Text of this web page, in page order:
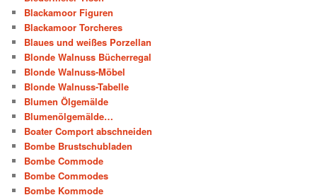
Blackamoor Figuren
Blackamoor Torcheres
Blaues und weißes Porzellan
Blonde Walnuss Bücherregal
Blonde Walnuss-Möbel
Blonde Walnuss-Tabelle
Blumen Ölgemälde
Blumenölgemälde…
Boater Comport abschneiden
Bombe Brustschubladen
Bombe Commode
Bombe Commodes
Bombe Kommode